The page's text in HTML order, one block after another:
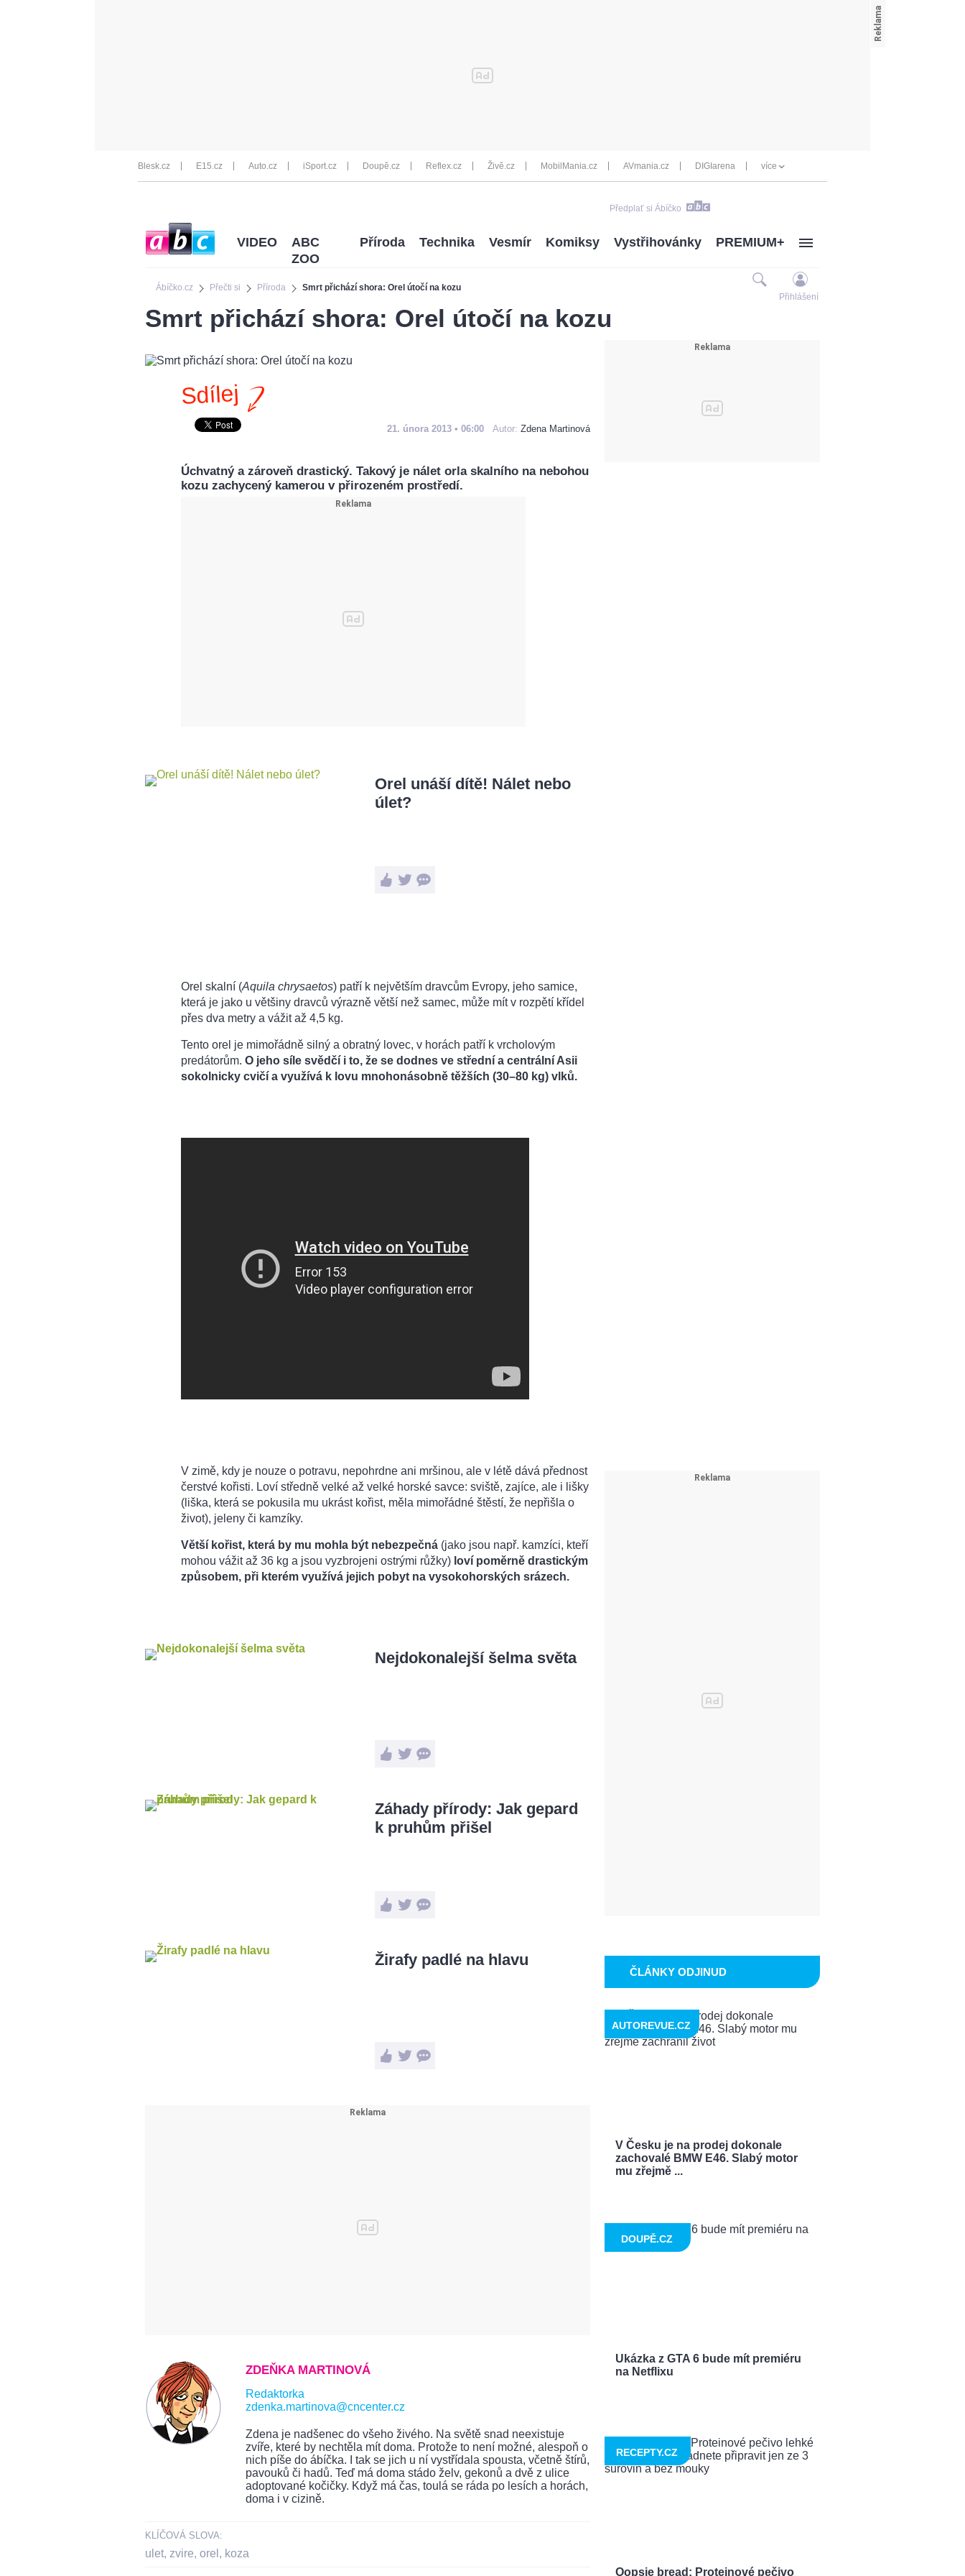
Blesk.cz E15.cz Auto.cz iSport.cz Doupě.cz Reflex.cz Živě.cz MobilMania.cz AVmania.cz DIGIarena více
Předplať si Ábíčko
Ábíčko.cz Přečti si Příroda Smrt přichází shora: Orel útočí na kozu
VIDEO
ABC
ZOO
Příroda Technika Vesmír Komiksy Vystřihovánky PREMIUM+
Přihlášení
Smrt přichází shora: Orel útočí na kozu
Sdílej
21. února 2013 • 06:00 Autor: Zdena Martinová
Úchvatný a zároveň drastický. Takový je nálet orla skalního na nebohou
kozu zachycený kamerou v přirozeném prostředí.
Orel unáší dítě! Nálet nebo
úlet?
Orel skalní (Aquila chrysaetos) patří k největším dravcům Evropy, jeho samice,
která je jako u většiny dravců výrazně větší než samec, může mít v rozpětí křídel
přes dva metry a vážit až 4,5 kg.
Tento orel je mimořádně silný a obratný lovec, v horách patří k vrcholovým
predátorům. O jeho síle svědčí i to, že se dodnes ve střední a centrální Asii
sokolnicky cvičí a využívá k lovu mnohonásobně těžších (30–80 kg) vlků.
V zimě, kdy je nouze o potravu, nepohrdne ani mršinou, ale v létě dává přednost
čerstvé kořisti. Loví středně velké až velké horské savce: sviště, zajíce, ale i lišky
(liška, která se pokusila mu ukrást kořist, měla mimořádné štěstí, že nepřišla o
život), jeleny či kamzíky.
Větší kořist, která by mu mohla být nebezpečná (jako jsou např. kamzíci, kteří
mohou vážit až 36 kg a jsou vyzbrojeni ostrými růžky) loví poměrně drastickým
způsobem, při kterém využívá jejich pobyt na vysokohorských srázech.
Nejdokonalejší šelma světa
Záhady přírody: Jak gepard
k pruhům přišel
Žirafy padlé na hlavu
ZDEŇKA MARTINOVÁ
Redaktorka
zdenka.martinova@cncenter.cz
Zdena je nadšenec do všeho živého. Na světě snad neexistuje
zvíře, které by nechtěla mít doma. Protože to není možné, alespoň o
nich píše do ábíčka. I tak se jich u ní vystřídala spousta, včetně štírů,
pavouků či hadů. Teď má doma stádo želv, gekonů a dvě z ulice
adoptované kočičky. Když má čas, toulá se ráda po lesích a horách,
doma i v cizině.
KLÍČOVÁ SLOVA:
ulet, zvire, orel , koza
ČLÁNKY ODJINUD
V Česku je na prodej dokonale
zachovalé BMW E46. Slabý motor
mu zřejmě ...
AUTOREVUE.CZ
Ukázka z GTA 6 bude mít premiéru
na Netflixu
DOUPĚ.CZ
Oopsie bread: Proteinové pečivo
RECEPTY.CZ